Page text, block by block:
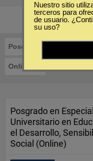
Posgrados
Online
Posgrado en
Universitario en
el Desarrollo,
Social (Online)
Nuestro sitio
terceros para
de usuario.
su uso?